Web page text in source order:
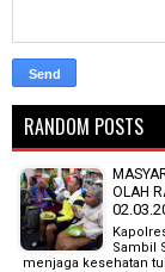
RANDOM POSTS
OLAH
Sambil
menjaga kesehatan